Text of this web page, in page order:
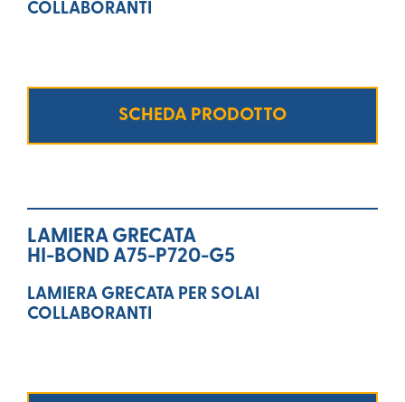
COLLABORANTI
SCHEDA PRODOTTO
LAMIERA GRECATA
HI-BOND A75-P720-G5
LAMIERA GRECATA PER SOLAI
COLLABORANTI